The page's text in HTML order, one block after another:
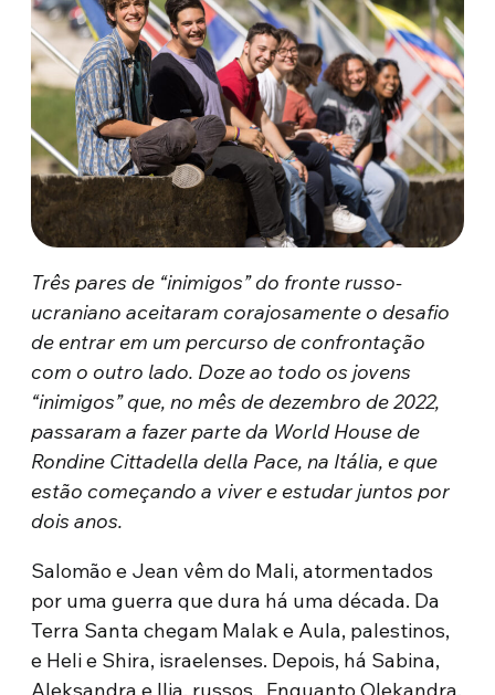
Três pares de “inimigos” do fronte russo-
ucraniano aceitaram corajosamente o desafio
de entrar em um percurso de confrontação
com o outro lado. Doze ao todo os jovens
“inimigos” que, no mês de dezembro de 2022,
passaram a fazer parte da World House de
Rondine Cittadella della Pace, na Itália, e que
estão começando a viver e estudar juntos por
dois anos.
Salomão e Jean vêm do Mali, atormentados
por uma guerra que dura há uma década. Da
Terra Santa chegam Malak e Aula, palestinos,
e Heli e Shira, israelenses. Depois, há Sabina,